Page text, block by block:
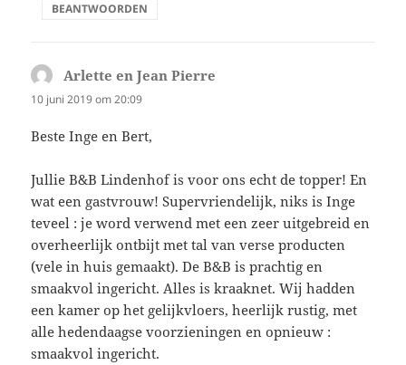
BEANTWOORDEN
Arlette en Jean Pierre
10 juni 2019 om 20:09
Beste Inge en Bert,
Jullie B&B Lindenhof is voor ons echt de topper! En
wat een gastvrouw! Supervriendelijk, niks is Inge
teveel : je word verwend met een zeer uitgebreid en
overheerlijk ontbijt met tal van verse producten
(vele in huis gemaakt). De B&B is prachtig en
smaakvol ingericht. Alles is kraaknet. Wij hadden
een kamer op het gelijkvloers, heerlijk rustig, met
alle hedendaagse voorzieningen en opnieuw :
smaakvol ingericht.